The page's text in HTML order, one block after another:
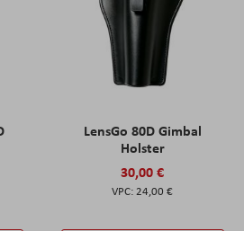
LensGo 80D Gimbal
Holster
30,00 €
24,00 €